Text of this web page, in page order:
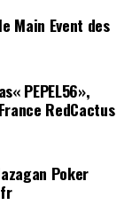
Main Event des
PEPEL56»,
RedCactus
Poker